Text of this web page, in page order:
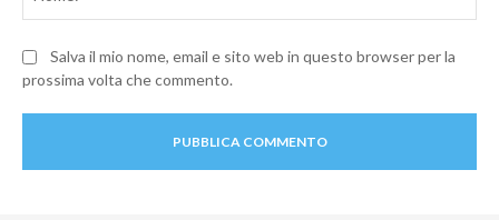
Salva il mio nome, email e sito web in questo browser per la
prossima volta che commento.